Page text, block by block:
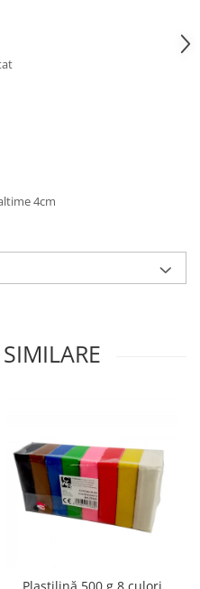
4cm
Plastilină 500 g 8 culori